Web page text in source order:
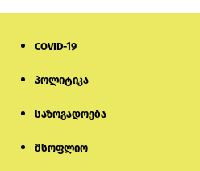
COVID-19
პოლიტიკა
საზოგადოება
მსოფლიო